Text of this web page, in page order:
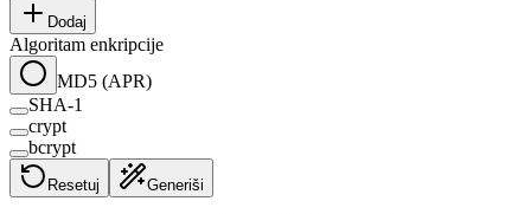
Dodaj
Algoritam enkripcije
MD5 (APR)
SHA-1
crypt
bcrypt
Resetuj Generiši